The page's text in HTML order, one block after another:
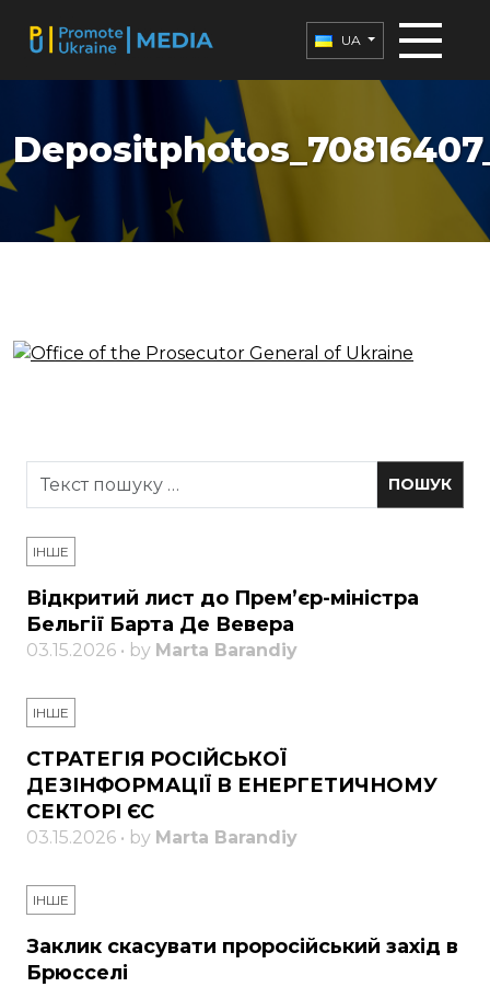
UA
ІНШЕ
Відкритий лист до Прем’єр-міністра
Бельгії Барта Де Вевера
03.15.2026 • by Marta Barandiy
ІНШЕ
СТРАТЕГІЯ РОСІЙСЬКОЇ
ДЕЗІНФОРМАЦІЇ В ЕНЕРГЕТИЧНОМУ
СЕКТОРІ ЄС
03.15.2026 • by Marta Barandiy
ІНШЕ
Заклик скасувати проросійський захід в
Брюсселі